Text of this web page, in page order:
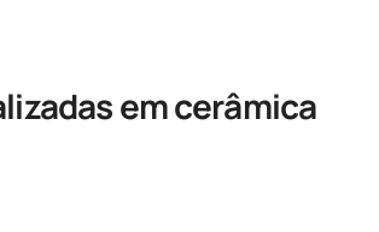
em cerâmica